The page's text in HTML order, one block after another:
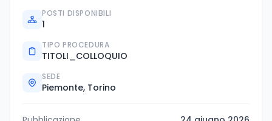
POSTI DISPONIBILI
1
TIPO PROCEDURA
TITOLI_COLLOQUIO
SEDE
Piemonte, Torino